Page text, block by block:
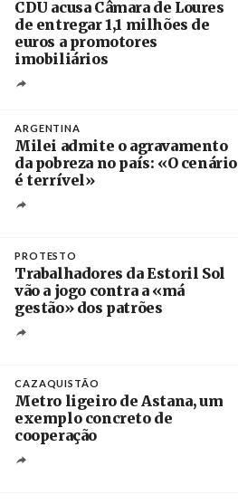
CDU acusa Câmara de Loures
de entregar 1,1 milhões de
euros a promotores
imobiliários
ARGENTINA
Milei admite o agravamento
da pobreza no país: «O cenário
é terrível»
PROTESTO
Trabalhadores da Estoril Sol
vão a jogo contra a «má
gestão» dos patrões
CAZAQUISTÃO
Metro ligeiro de Astana, um
exemplo concreto de
cooperação